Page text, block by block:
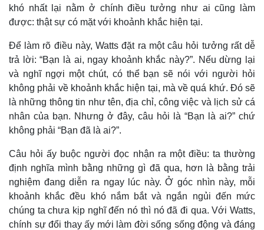
khó nhất lại nằm ở chính điều tưởng như ai cũng làm
được: thật sự có mặt với khoảnh khắc hiện tại.
Để làm rõ điều này, Watts đặt ra một câu hỏi tưởng rất dễ
trả lời: “Bạn là ai, ngay khoảnh khắc này?”. Nếu dừng lại
và nghĩ ngợi một chút, có thể bạn sẽ nói với người hỏi
không phải về khoảnh khắc hiện tại, mà về quá khứ. Đó sẽ
là những thông tin như tên, địa chỉ, công việc và lịch sử cá
nhân của bạn. Nhưng ở đây, câu hỏi là “Bạn là ai?” chứ
không phải “Bạn đã là ai?”.
Câu hỏi ấy buộc người đọc nhận ra một điều: ta thường
định nghĩa mình bằng những gì đã qua, hơn là bằng trải
nghiệm đang diễn ra ngay lúc này. Ở góc nhìn này, mỗi
khoảnh khắc đều khó nắm bắt và ngắn ngủi đến mức
chúng ta chưa kịp nghĩ đến nó thì nó đã đi qua. Với Watts,
chính sự đổi thay ấy mới làm đời sống sống động và đáng